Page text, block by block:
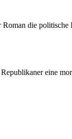
die
eine